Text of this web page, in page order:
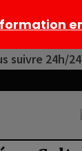
suivre 24h/